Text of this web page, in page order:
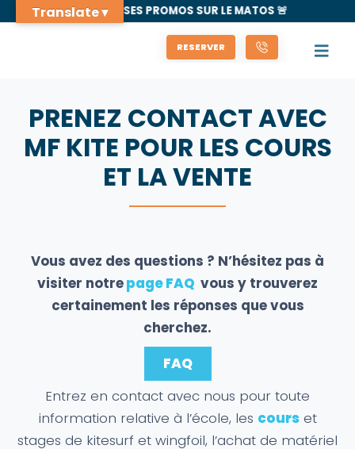
🚨 GROSSES PROMOS SUR LE MATOS 🚨
RESERVER
PRENEZ CONTACT AVEC
MF KITE POUR LES COURS
ET LA VENTE
Vous avez des questions ? N’hésitez pas à
visiter notrepage FAQ vous y trouverez
certainement les réponses que vous
cherchez.
FAQ
Entrez en contact avec nous pour toute
information relative à l’école, les courset
stages de kitesurf et wingfoil, l’achat de matériel
Translate ▾